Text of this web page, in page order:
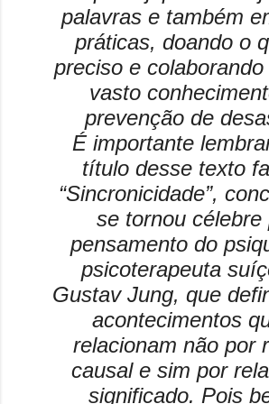
palavras e também
práticas, doando o
preciso e
vasto
prevenção de
É importante
título desse texto
“Sincronicidade”,
se tornou célebre
pensamento do
psicoterapeuta
Gustav Jung, que
acontecimentos
relacionam não por
causal e sim por
significado. Pois